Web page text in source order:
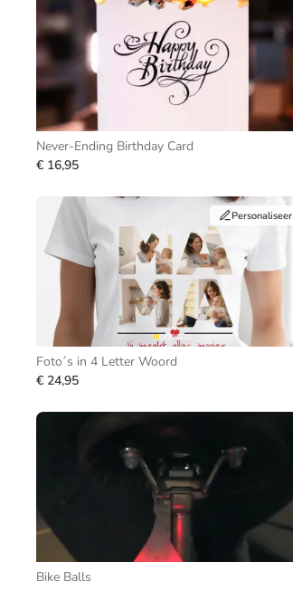
Never-Ending Birthday Card
€ 16,95
Personaliseer
Foto´s in 4 Letter Woord
€ 24,95
Bike Balls